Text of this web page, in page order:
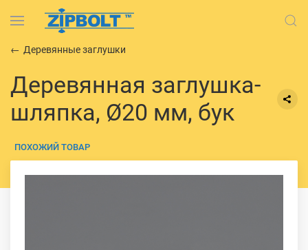
Деревянные заглушки
Деревянная заглушка-
шляпка, Ø20 мм, бук
ПОХОЖИЙ ТОВАР